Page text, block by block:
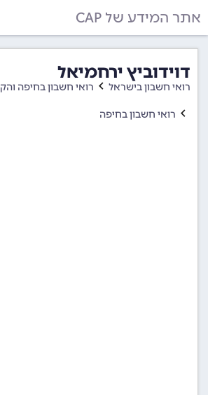
אתר המידע של CAP
דוידוביץ ירחמיאל
רואי חשבון בישראל רואי חשבון בחיפה
רואי חשבון בחיפה